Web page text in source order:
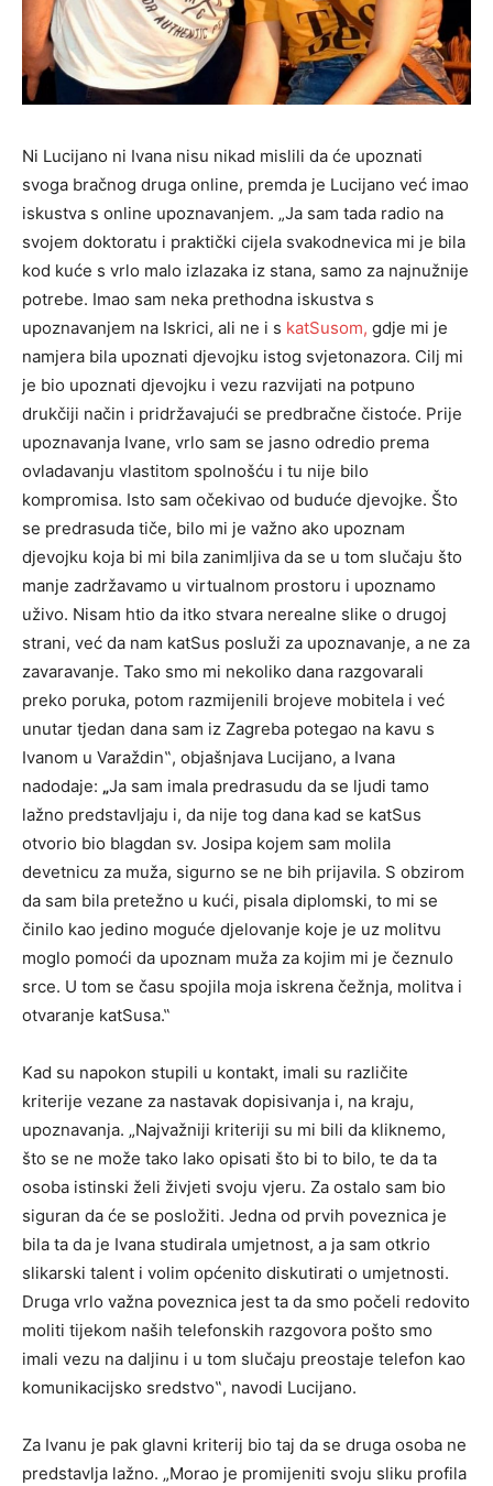
Ni Lucijano ni Ivana nisu nikad mislili da će upoznati
svoga bračnog druga online, premda je Lucijano već imao
iskustva s online upoznavanjem. „Ja sam tada radio na
svojem doktoratu i praktički cijela svakodnevica mi je bila
kod kuće s vrlo malo izlazaka iz stana, samo za najnužnije
potrebe. Imao sam neka prethodna iskustva s
upoznavanjem na Iskrici, ali ne i s katSusom, gdje mi je
namjera bila upoznati djevojku istog svjetonazora. Cilj mi
je bio upoznati djevojku i vezu razvijati na potpuno
drukčiji način i pridržavajući se predbračne čistoće. Prije
upoznavanja Ivane, vrlo sam se jasno odredio prema
ovladavanju vlastitom spolnošću i tu nije bilo
kompromisa. Isto sam očekivao od buduće djevojke. Što
se predrasuda tiče, bilo mi je važno ako upoznam
djevojku koja bi mi bila zanimljiva da se u tom slučaju što
manje zadržavamo u virtualnom prostoru i upoznamo
uživo. Nisam htio da itko stvara nerealne slike o drugoj
strani, već da nam katSus posluži za upoznavanje, a ne za
zavaravanje. Tako smo mi nekoliko dana razgovarali
preko poruka, potom razmijenili brojeve mobitela i već
unutar tjedan dana sam iz Zagreba potegao na kavu s
Ivanom u Varaždin‟, objašnjava Lucijano, a Ivana
nadodaje: „Ja sam imala predrasudu da se ljudi tamo
lažno predstavljaju i, da nije tog dana kad se katSus
otvorio bio blagdan sv. Josipa kojem sam molila
devetnicu za muža, sigurno se ne bih prijavila. S obzirom
da sam bila pretežno u kući, pisala diplomski, to mi se
činilo kao jedino moguće djelovanje koje je uz molitvu
moglo pomoći da upoznam muža za kojim mi je čeznulo
srce. U tom se času spojila moja iskrena čežnja, molitva i
otvaranje katSusa.‟
Kad su napokon stupili u kontakt, imali su različite
kriterije vezane za nastavak dopisivanja i, na kraju,
upoznavanja. „Najvažniji kriteriji su mi bili da kliknemo,
što se ne može tako lako opisati što bi to bilo, te da ta
osoba istinski želi živjeti svoju vjeru. Za ostalo sam bio
siguran da će se posložiti. Jedna od prvih poveznica je
bila ta da je Ivana studirala umjetnost, a ja sam otkrio
slikarski talent i volim općenito diskutirati o umjetnosti.
Druga vrlo važna poveznica jest ta da smo počeli redovito
moliti tijekom naših telefonskih razgovora pošto smo
imali vezu na daljinu i u tom slučaju preostaje telefon kao
komunikacijsko sredstvo‟, navodi Lucijano.
Za Ivanu je pak glavni kriterij bio taj da se druga osoba ne
predstavlja lažno. „Morao je promijeniti svoju sliku profila